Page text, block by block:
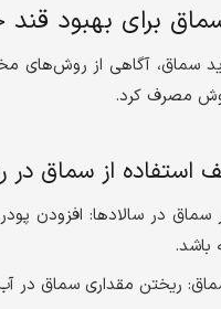
برای بهبود
سماق، آگاهی از
مصرف کرد.
از سماق در
سماق در سالادها: افزودن
باشد.
ریختن مقداری سماق در